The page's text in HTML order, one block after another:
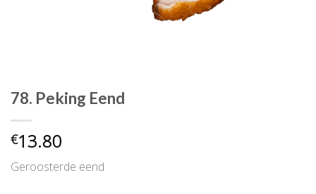
78. Peking Eend
€13.80
Geroosterde eend